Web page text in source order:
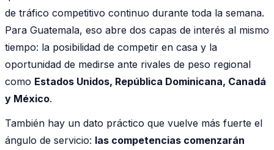
de tráfico competitivo continuo durante toda la semana.
Para Guatemala, eso abre dos capas de interés al mismo
tiempo: la posibilidad de competir en casa y la
oportunidad de medirse ante rivales de peso regional
como Estados Unidos, República Dominicana, Canadá
y México.
También hay un dato práctico que vuelve más fuerte el
ángulo de servicio: las competencias comenzarán